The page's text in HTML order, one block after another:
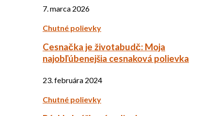
7. marca 2026
Chutné polievky
Cesnačka je životabudč: Moja
najobľúbenejšia cesnaková polievka
23. februára 2024
Chutné polievky